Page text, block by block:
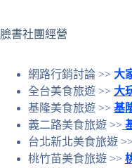
果
臉書社團經營
網路行銷討論 >> 大
全台美食旅遊 >> 大
基隆美食旅遊 >> 基
義二路美食旅遊 >>
台北新北美食旅遊
桃竹苗美食旅遊 >>